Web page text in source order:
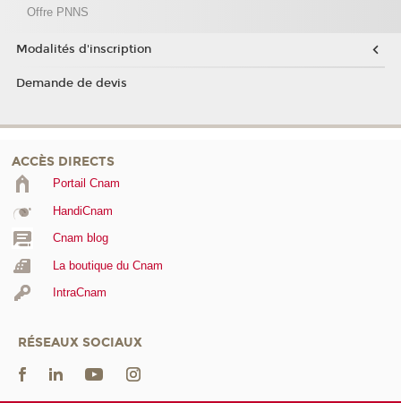
Offre PNNS
Modalités d'inscription
Demande de devis
ACCÈS DIRECTS
Portail Cnam
HandiCnam
Cnam blog
La boutique du Cnam
IntraCnam
RÉSEAUX SOCIAUX